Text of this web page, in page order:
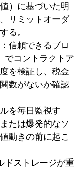
）に基づいた明
リミットオーダ
る。
信頼できるブロ
でコントラクトア
を検証し、税金
数がないか確認
を毎日監視す
たは爆発的なソ
動きの前に起こ
ドストレージが重